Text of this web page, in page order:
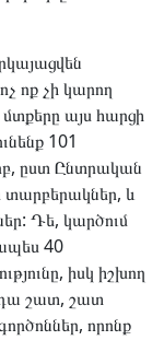
ոք չի կարող
այս հարցի
101
ըստ Ընտրական
տարբերակներ, և
Դե, կարծում
40
իսկ իշխող
դա շատ, շատ
որոնք